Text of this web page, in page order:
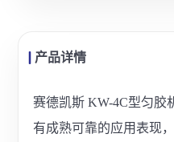
产品详情
赛德凯斯 KW-4C型匀胶
有成熟可靠的应用表现